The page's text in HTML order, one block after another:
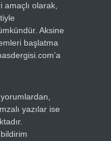
amaçlı olarak,
Aksine
başlatma
yazılar ise